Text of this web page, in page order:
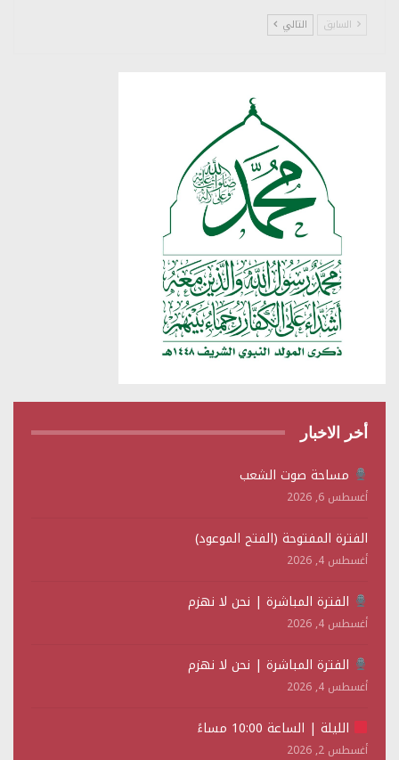
السابق التالي
أخر الاخبار
مساحة صوت الشعب
أغسطس 6, 2026
الفترة المفتوحة (الفتح الموعود)
أغسطس 4, 2026
الفترة المباشرة | نحن لا نهزم
أغسطس 4, 2026
الفترة المباشرة | نحن لا نهزم
أغسطس 4, 2026
الليلة | الساعة 10:00 مساءً
أغسطس 2, 2026